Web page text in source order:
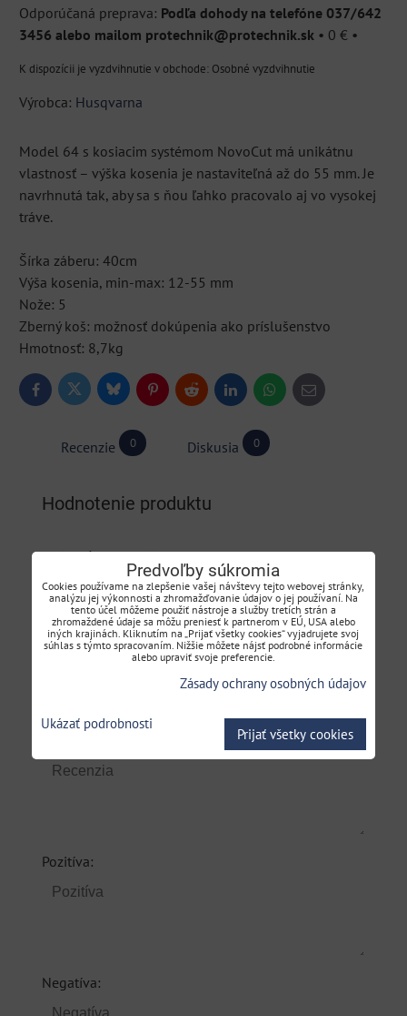
Podľa dohody na telefóne 037/642
3456 alebo mailom protechnik@protechnik.sk • 0 € •
Osobné vyzdvihnutie
Výrobca: Husqvarna
Model 64 s kosiacim systémom NovoCut má unikátnu
vlastnosť – výška kosenia je nastaviteľná až do 55 mm. Je
navrhnutá tak, aby sa s ňou ľahko pracovalo aj vo vysokej
tráve.
Šírka záberu: 40cm
Výša kosenia, min-max: 12-55 mm
Nože: 5
Zberný koš: možnosť dokúpenia ako príslušenstvo
Hmotnosť: 8,7kg
FacebookTwitter BlueskyPinterestReddit LinkedInWhatsApp
E-
mail
Recenzie 0 Diskusia 0
Hodnotenie produktu
Pridať recenziu
Názov:
Pozitíva:
Negatíva:
Predvoľby súkromia
Cookies používame na zlepšenie vašej návštevy tejto webovej stránky,
analýzu jej výkonnosti a zhromažďovanie údajov o jej používaní. Na
tento účel môžeme použiť nástroje a služby tretích strán a
zhromaždené údaje sa môžu preniesť k partnerom v EÚ, USA alebo
iných krajinách. Kliknutím na „Prijať všetky cookies“ vyjadrujete svoj
súhlas s týmto spracovaním. Nižšie môžete nájsť podrobné informácie
alebo upraviť svoje preferencie.
Zásady ochrany osobných údajov
Ukázať podrobnosti
Prijať všetky cookies